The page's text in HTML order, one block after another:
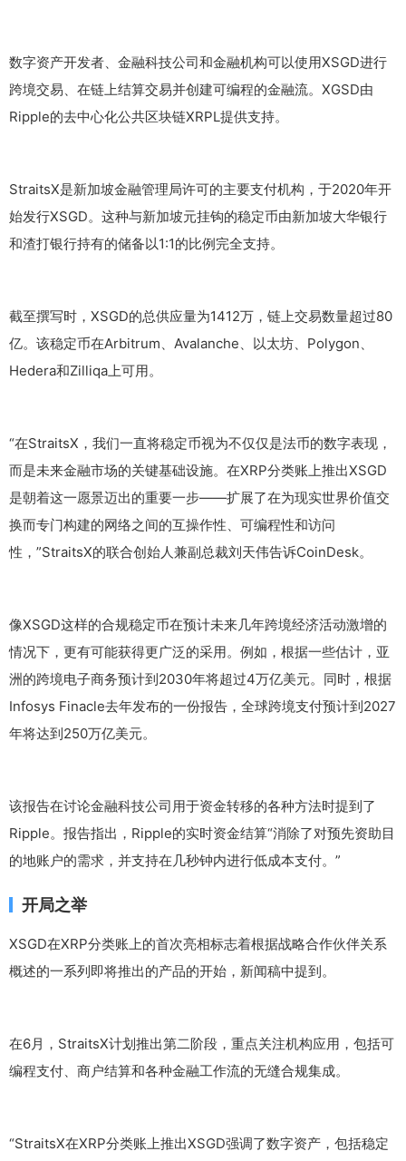
数字资产开发者、金融科技公司和金融机构可以使用XSGD进行
跨境交易、在链上结算交易并创建可编程的金融流。XGSD由
Ripple的去中心化公共区块链XRPL提供支持。
StraitsX是新加坡金融管理局许可的主要支付机构，于2020年开
始发行XSGD。这种与新加坡元挂钩的稳定币由新加坡大华银行
和渣打银行持有的储备以1:1的比例完全支持。
截至撰写时，XSGD的总供应量为1412万，链上交易数量超过80
亿。该稳定币在Arbitrum、Avalanche、以太坊、Polygon、
Hedera和Zilliqa上可用。
“在StraitsX，我们一直将稳定币视为不仅仅是法币的数字表现，
而是未来金融市场的关键基础设施。在XRP分类账上推出XSGD
是朝着这一愿景迈出的重要一步——扩展了在为现实世界价值交
换而专门构建的网络之间的互操作性、可编程性和访问
性，”StraitsX的联合创始人兼副总裁刘天伟告诉CoinDesk。
像XSGD这样的合规稳定币在预计未来几年跨境经济活动激增的
情况下，更有可能获得更广泛的采用。例如，根据一些估计，亚
洲的跨境电子商务预计到2030年将超过4万亿美元。同时，根据
Infosys Finacle去年发布的一份报告，全球跨境支付预计到2027
年将达到250万亿美元。
该报告在讨论金融科技公司用于资金转移的各种方法时提到了
Ripple。报告指出，Ripple的实时资金结算“消除了对预先资助目
的地账户的需求，并支持在几秒钟内进行低成本支付。”
开局之举
XSGD在XRP分类账上的首次亮相标志着根据战略合作伙伴关系
概述的一系列即将推出的产品的开始，新闻稿中提到。
在6月，StraitsX计划推出第二阶段，重点关注机构应用，包括可
编程支付、商户结算和各种金融工作流的无缝合规集成。
“StraitsX在XRP分类账上推出XSGD强调了数字资产，包括稳定